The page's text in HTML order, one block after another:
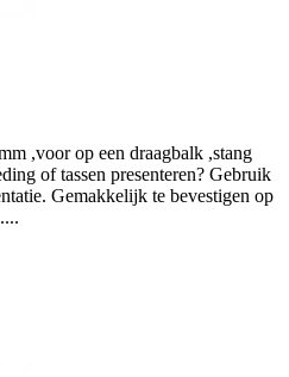
,voor op een draagbalk ,stang
of tassen presenteren? Gebruik
Gemakkelijk te bevestigen op